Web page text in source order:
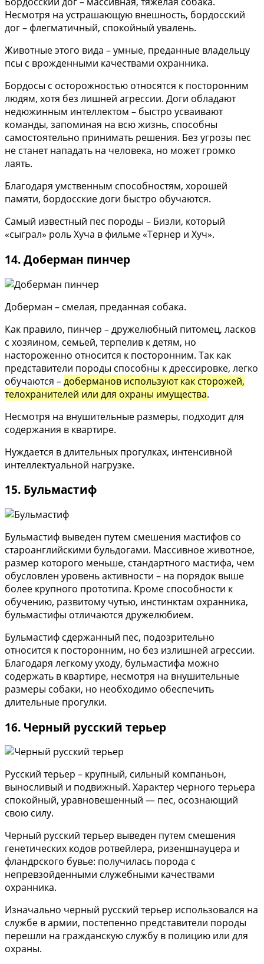
Несмотря на устрашающую внешность, бордосский
дог – флегматичный, спокойный увалень.
Животные этого вида – умные, преданные владельцу
псы с врожденными качествами охранника.
Бордосы с осторожностью относятся к посторонним
людям, хотя без лишней агрессии. Доги обладают
недюжинным интеллектом – быстро усваивают
команды, запоминая на всю жизнь, способны
самостоятельно принимать решения. Без угрозы пес
не станет нападать на человека, но может громко
лаять.
Благодаря умственным способностям, хорошей
памяти, бордосские доги быстро обучаются.
Самый известный пес породы – Бизли, который
«сыграл» роль Хуча в фильме «Тернер и Хуч».
14. Доберман пинчер
Доберман – смелая, преданная собака.
Как правило, пинчер – дружелюбный питомец, ласков
с хозяином, семьей, терпелив к детям, но
настороженно относится к посторонним. Так как
представители породы способны к дрессировке, легко
обучаются –доберманов используют как сторожей,
телохранителей или для охраны имущества.
Несмотря на внушительные размеры, подходит для
содержания в квартире.
Нуждается в длительных прогулках, интенсивной
интеллектуальной нагрузке.
15. Бульмастиф
Бульмастиф выведен путем смешения мастифов со
староанглийскими бульдогами. Массивное животное,
размер которого меньше, стандартного мастифа, чем
обусловлен уровень активности – на порядок выше
более крупного прототипа. Кроме способности к
обучению, развитому чутью, инстинктам охранника,
бульмастифы отличаются дружелюбием.
Бульмастиф сдержанный пес, подозрительно
относится к посторонним, но без излишней агрессии.
Благодаря легкому уходу, бульмастифа можно
содержать в квартире, несмотря на внушительные
размеры собаки, но необходимо обеспечить
длительные прогулки.
16. Черный русский терьер
Русский терьер – крупный, сильный компаньон,
выносливый и подвижный. Характер черного терьера
спокойный, уравновешенный — пес, осознающий
свою силу.
Черный русский терьер выведен путем смешения
генетических кодов ротвейлера, ризеншнауцера и
фландрского бувье: получилась порода с
непревзойденными служебными качествами
охранника.
Изначально черный русский терьер использовался на
службе в армии, постепенно представители породы
перешли на гражданскую службу в полицию или для
охраны.